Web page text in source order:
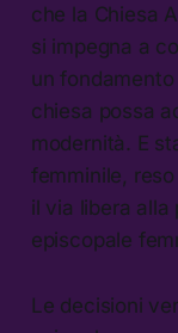
che la Chiesa
si impegna a
un
chiesa possa
modernità. E
femminile,
il via libera alla
episcopale
Le decisioni